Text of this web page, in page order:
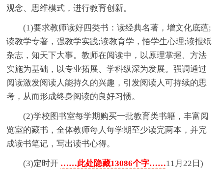
观念、思维模式，进行教育创新。
(1)要求教师读好四类书：读经典名著，增文化底蕴;
读教学专著，强教学实践;读教育学，悟学生心理;读报纸
杂志，知天下大事。教师在阅读中，以原理掌握、方法
实施为基础，以专业拓展、学科纵深为发展。强调通过
阅读激发阅读人能持久的兴趣，引发阅读人可持续的思
考，从而形成终身阅读的良好习惯。
(2)学校图书室每学期购买一批教育类书籍，丰富阅
览室的藏书，全体教师每人每学期至少读完两本，并完
成读书笔记，写出读书心得。
(3)定时开 ……此处隐藏13086个字……11月22日)